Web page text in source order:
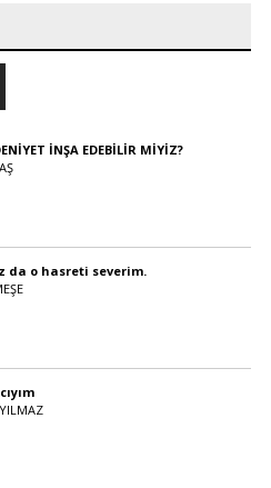
İNŞA EDEBİLİR MİYİZ?
da o hasreti severim.